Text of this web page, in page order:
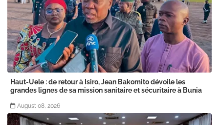
Haut-Uele : de retour à Isiro, Jean Bakomito dévoile les
grandes lignes de sa mission sanitaire et sécuritaire à Bunia
August 08, 2026